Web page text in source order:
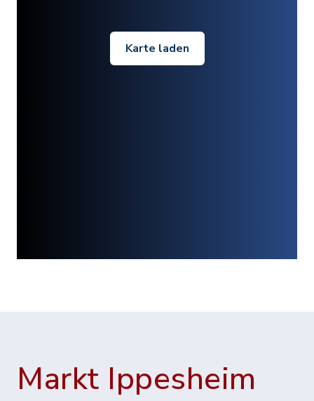
Karte laden
Markt Ippesheim